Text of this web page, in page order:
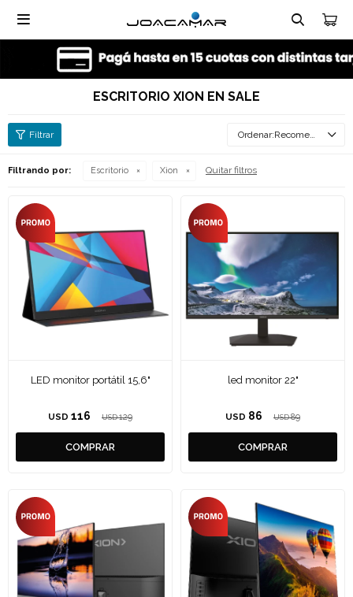

ESCRITORIO XION EN SALE
Recomendados
Filtrando por: Escritorio Xion Quitar filtros
LED monitor portátil 15,6"
USD 116 USD 129
led monitor 22"
USD 86 USD 89